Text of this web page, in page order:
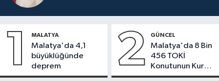
1 MALATYA
Malatya'da 4,1
büyüklüğünde
deprem
2 GÜNCEL
Malatya'da 8 Bin
456 TOKİ
Konutunun Kurası
Bugün Çekiliyor